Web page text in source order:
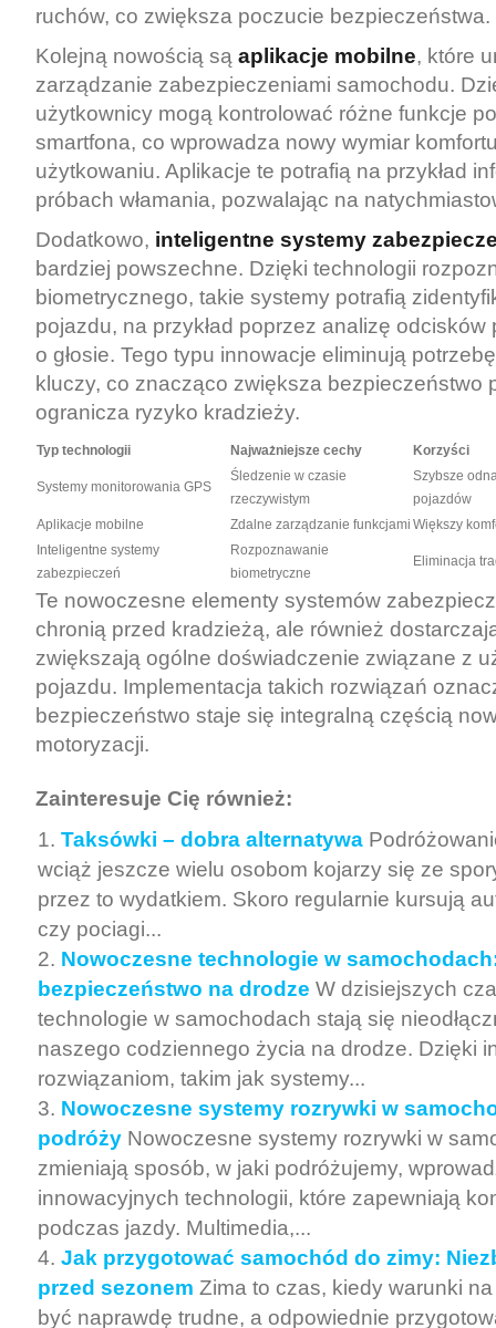
ruchów, co zwiększa poczucie bezpieczeństwa.
Kolejną nowością są aplikacje mobilne, które
zarządzanie zabezpieczeniami samochodu.
użytkownicy mogą kontrolować różne funkcje
smartfona, co wprowadza nowy wymiar
użytkowaniu. Aplikacje te potrafią na przykład
próbach włamania, pozwalając na
Dodatkowo, inteligentne systemy
bardziej powszechne. Dzięki technologii
biometrycznego, takie systemy potrafią
pojazdu, na przykład poprzez analizę
o głosie. Tego typu innowacje eliminują
kluczy, co znacząco zwiększa bezpieczeństwo
ogranicza ryzyko kradzieży.
Typ technologii Najważniejsze cechy Korzyści
Systemy monitorowania GPS
Śledzenie w czasie
rzeczywistym
Szybsze
pojazdów
Aplikacje mobilne
Zdalne zarządzanie funkcjami Większy
Inteligentne systemy
zabezpieczeń
Rozpoznawanie
biometryczne
Eliminacja
Te nowoczesne elementy systemów
chronią przed kradzieżą, ale również
zwiększają ogólne doświadczenie związane z
pojazdu. Implementacja takich rozwiązań
bezpieczeństwo staje się integralną częścią
motoryzacji.
Zainteresuje Cię również:
Taksówki – dobra alternatywa
wciąż jeszcze wielu osobom kojarzy się ze
przez to wydatkiem. Skoro regularnie kursują
czy pociagi...
Nowoczesne technologie w
bezpieczeństwo na drodze W dzisiejszych
technologie w samochodach stają się
naszego codziennego życia na drodze. Dzięki
rozwiązaniom, takim jak systemy...
Nowoczesne systemy rozrywki w
podróży Nowoczesne systemy rozrywki w
zmieniają sposób, w jaki podróżujemy,
innowacyjnych technologii, które zapewniają
podczas jazdy. Multimedia,...
Jak przygotować samochód do zimy:
przed sezonem Zima to czas, kiedy warunki
być naprawdę trudne, a odpowiednie